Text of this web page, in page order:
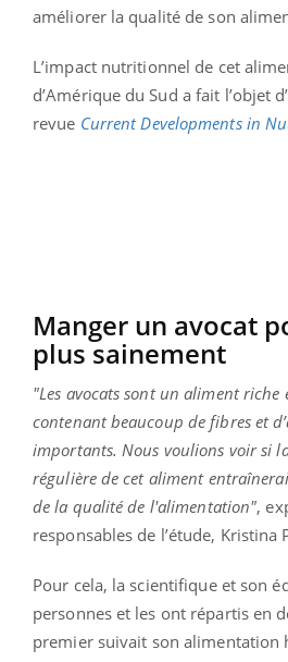
améliorer la qualité de son
L’impact nutritionnel de cet
d’Amérique du Sud a fait l’objet
revue Current Developments in
Manger un avocat
plus sainement
"Les avocats sont un aliment riche
contenant beaucoup de fibres et
importants. Nous voulions voir si
régulière de cet aliment
de la qualité de l'alimentation",
responsables de l’étude, Kristina
Pour cela, la scientifique et son
personnes et les ont répartis en
premier suivait son alimentation